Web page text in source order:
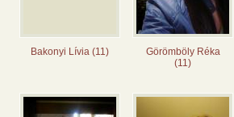
Bakonyi Lívia (11)
Görömböly Réka
(11)